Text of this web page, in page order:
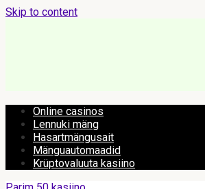
Skip to content
Online casinos
Lennuki mäng
Hasartmängusait
Mänguautomaadid
Krüptovaluuta kasiino